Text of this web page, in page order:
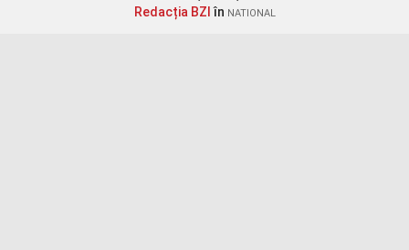
Redacția BZI în NATIONAL